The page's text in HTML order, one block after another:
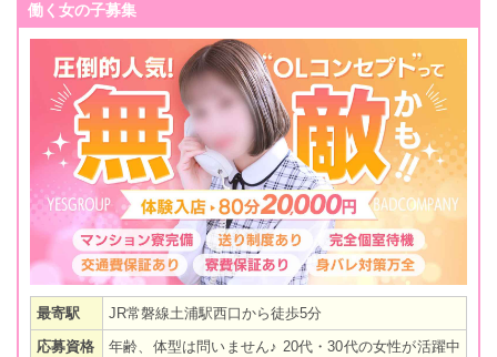
働く女の子募集
最寄駅
JR常磐線土浦駅西口から徒歩5分
応募資格
年齢、体型は問いません♪ 20代・30代の女性が活躍中